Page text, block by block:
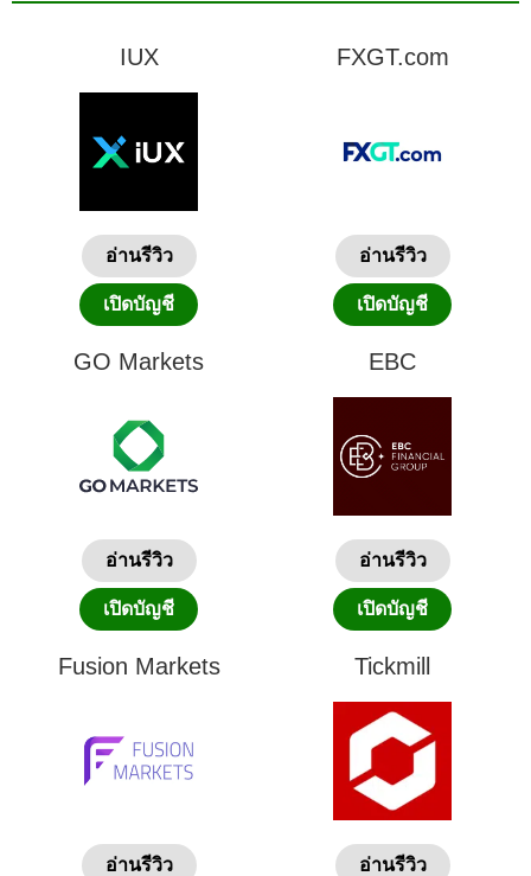
IUX
อ่านรีวิว
เปิดบัญชี
FXGT.com
อ่านรีวิว
เปิดบัญชี
GO Markets
อ่านรีวิว
เปิดบัญชี
EBC
อ่านรีวิว
เปิดบัญชี
Fusion Markets
อ่านรีวิว
Tickmill
อ่านรีวิว